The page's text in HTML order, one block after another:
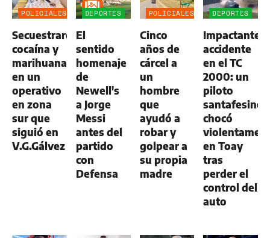
POLICIALES
Secuestraron
cocaína y
marihuana
en un
operativo
en zona
sur que
siguió en
V.G.Gálvez
DEPORTES
El
sentido
homenaje
de
Newell's
a Jorge
Messi
antes del
partido
con
Defensa
POLICIALES
Cinco
años de
cárcel a
un
hombre
que
ayudó a
robar y
golpear a
su propia
madre
DEPORTES
Impactante
accidente
en el TC
2000: un
piloto
santafesino
chocó
en Toay
tras
perder el
control del
auto